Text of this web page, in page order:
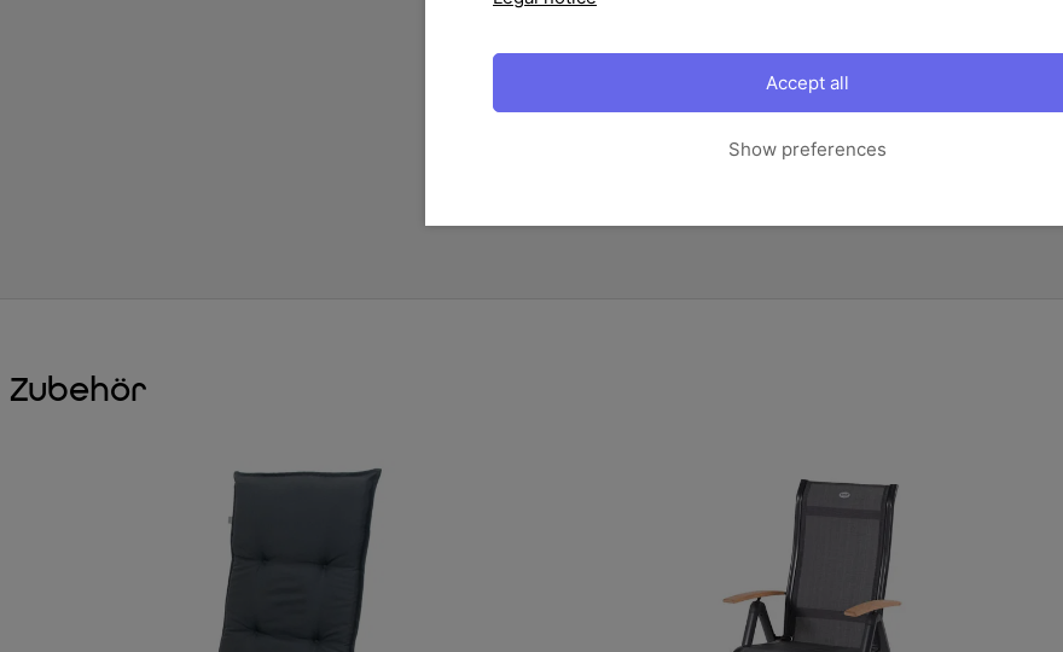
Multipositionssessel
schützen, verfügt der Stuhl
Die verwendeten
können die Möbel auch bei
sodass Sie sich entspannt
Zögern Sie nicht und
passende
Nach Gebrauch
Die Möbelstücke
Maße
Artikelmerkmale
Zubehör
Show preferences
Accept all